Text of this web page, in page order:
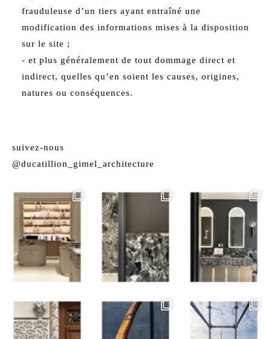
frauduleuse d’un tiers ayant entraîné une
modification des informations mises à la disposition
sur le site ;
- et plus généralement de tout dommage direct et
indirect, quelles qu’en soient les causes, origines,
natures ou conséquences.
suivez-nous
@ducatillion_gimel_architecture